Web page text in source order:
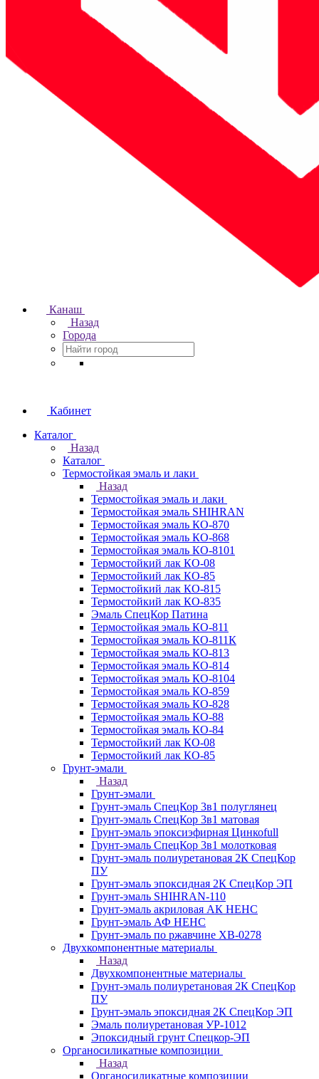
Канаш
Назад
Города
Кабинет
Каталог
Назад
Каталог
Термостойкая эмаль и лаки
Назад
Термостойкая эмаль и лаки
Термостойкая эмаль SHIHRAN
Термостойкая эмаль КО-870
Термостойкая эмаль КО-868
Термостойкая эмаль КО-8101
Термостойкий лак КО-08
Термостойкий лак КО-85
Термостойкий лак КО-815
Термостойкий лак КО-835
Эмаль СпецКор Патина
Термостойкая эмаль КО-811
Термостойкая эмаль КО-811К
Термостойкая эмаль КО-813
Термостойкая эмаль КО-814
Термостойкая эмаль КО-8104
Термостойкая эмаль КО-859
Термостойкая эмаль КО-828
Термостойкая эмаль КО-88
Термостойкая эмаль КО-84
Термостойкий лак КО-08
Термостойкий лак КО-85
Грунт-эмали
Назад
Грунт-эмали
Грунт-эмаль СпецКор 3в1 полуглянец
Грунт-эмаль СпецКор 3в1 матовая
Грунт-эмаль эпоксиэфирная Цинкоfull
Грунт-эмаль СпецКор 3в1 молотковая
Грунт-эмаль полиуретановая 2К СпецКор
ПУ
Грунт-эмаль эпоксидная 2К СпецКор ЭП
Грунт-эмаль SHIHRAN-110
Грунт-эмаль акриловая АК НЕНС
Грунт-эмаль АФ НЕНС
Грунт-эмаль по ржавчине ХВ-0278
Двухкомпонентные материалы
Назад
Двухкомпонентные материалы
Грунт-эмаль полиуретановая 2К СпецКор
ПУ
Грунт-эмаль эпоксидная 2К СпецКор ЭП
Эмаль полиуретановая УР-1012
Эпоксидный грунт Спецкор-ЭП
Органосиликатные композиции
Назад
Органосиликатные композиции